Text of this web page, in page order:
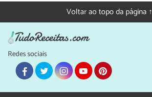
Voltar ao topo da página ↑
Redes sociais